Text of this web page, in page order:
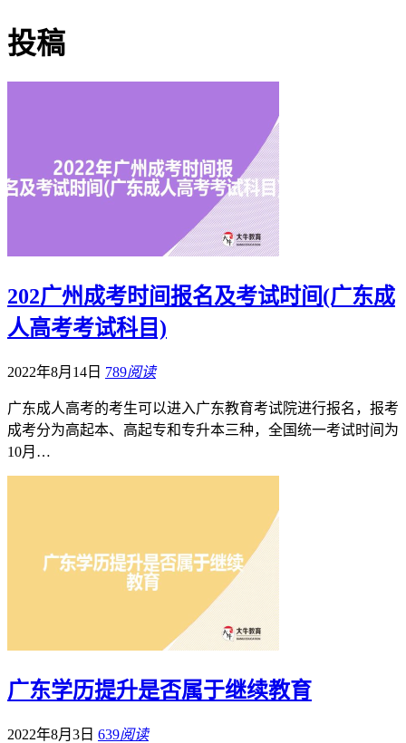
投稿
202广州成考时间报名及考试时间(广东成
人高考考试科目)
2022年8月14日 789阅读
广东成人高考的考生可以进入广东教育考试院进行报名，报考
成考分为高起本、高起专和专升本三种，全国统一考试时间为
10月…
广东学历提升是否属于继续教育
2022年8月3日 639阅读